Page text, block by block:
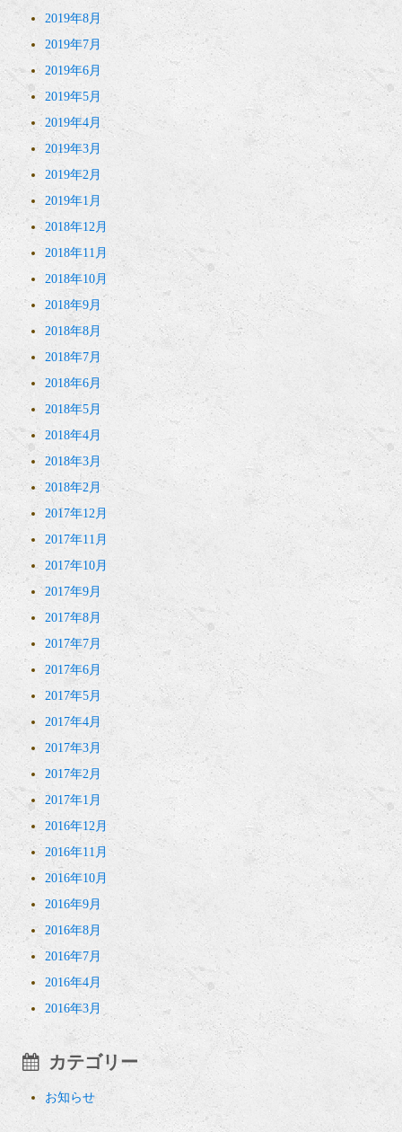
2019年8月
2019年7月
2019年6月
2019年5月
2019年4月
2019年3月
2019年2月
2019年1月
2018年12月
2018年11月
2018年10月
2018年9月
2018年8月
2018年7月
2018年6月
2018年5月
2018年4月
2018年3月
2018年2月
2017年12月
2017年11月
2017年10月
2017年9月
2017年8月
2017年7月
2017年6月
2017年5月
2017年4月
2017年3月
2017年2月
2017年1月
2016年12月
2016年11月
2016年10月
2016年9月
2016年8月
2016年7月
2016年4月
2016年3月
カテゴリー
お知らせ